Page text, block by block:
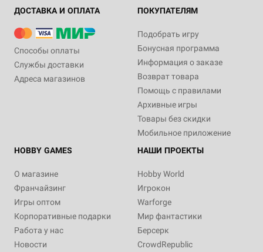
ДОСТАВКА И ОПЛАТА
Способы оплаты
Службы доставки
Адреса магазинов
ПОКУПАТЕЛЯМ
Подобрать игру
Бонусная программа
Информация о заказе
Возврат товара
Помощь с правилами
Архивные игры
Товары без скидки
Мобильное приложение
HOBBY GAMES
О магазине
Франчайзинг
Игры оптом
Корпоративные подарки
Работа у нас
Новости
НАШИ ПРОЕКТЫ
Hobby World
Игрокон
Warforge
Мир фантастики
Берсерк
CrowdRepublic